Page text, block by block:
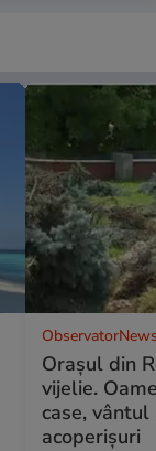
Oraşul din
vijelie.
case,
acoperişuri